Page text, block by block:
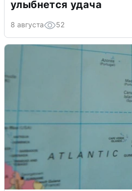
улыбнется удача
8 августа 52